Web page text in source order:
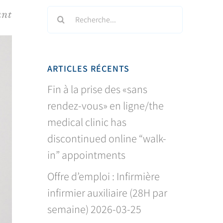
Search
for:
ARTICLES RÉCENTS
Fin à la prise des «sans
rendez-vous» en ligne/the
medical clinic has
discontinued online “walk-
in” appointments
Offre d’emploi : Infirmière
infirmier auxiliaire (28H par
semaine) 2026-03-25